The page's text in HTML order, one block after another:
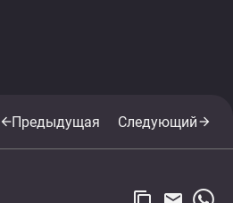
arrow_backПредыдущая Следующийarrow_forward